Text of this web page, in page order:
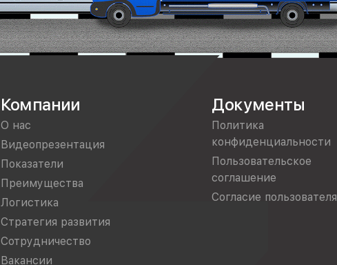
Компании
О нас
Видеопрезентация
Показатели
Преимущества
Логистика
Стратегия развития
Сотрудничество
Вакансии
Документы
Политика
конфиденциальности
Пользовательское
соглашение
Согласие пользователя